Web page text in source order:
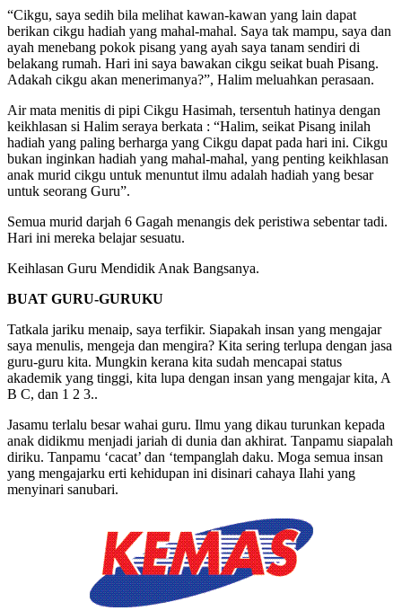
“Cikgu, saya sedih bila melihat kawan-kawan yang lain dapat
berikan cikgu hadiah yang mahal-mahal. Saya tak mampu, saya dan
ayah menebang pokok pisang yang ayah saya tanam sendiri di
belakang rumah. Hari ini saya bawakan cikgu seikat buah Pisang.
Adakah cikgu akan menerimanya?”, Halim meluahkan perasaan.
Air mata menitis di pipi Cikgu Hasimah, tersentuh hatinya dengan
keikhlasan si Halim seraya berkata : “Halim, seikat Pisang inilah
hadiah yang paling berharga yang Cikgu dapat pada hari ini. Cikgu
bukan inginkan hadiah yang mahal-mahal, yang penting keikhlasan
anak murid cikgu untuk menuntut ilmu adalah hadiah yang besar
untuk seorang Guru”.
Semua murid darjah 6 Gagah menangis dek peristiwa sebentar tadi.
Hari ini mereka belajar sesuatu.
Keihlasan Guru Mendidik Anak Bangsanya.
BUAT GURU-GURUKU
Tatkala jariku menaip, saya terfikir. Siapakah insan yang mengajar
saya menulis, mengeja dan mengira? Kita sering terlupa dengan jasa
guru-guru kita. Mungkin kerana kita sudah mencapai status
akademik yang tinggi, kita lupa dengan insan yang mengajar kita, A
B C, dan 1 2 3..
Jasamu terlalu besar wahai guru. Ilmu yang dikau turunkan kepada
anak didikmu menjadi jariah di dunia dan akhirat. Tanpamu siapalah
diriku. Tanpamu ‘cacat’ dan ‘tempanglah daku. Moga semua insan
yang mengajarku erti kehidupan ini disinari cahaya Ilahi yang
menyinari sanubari.